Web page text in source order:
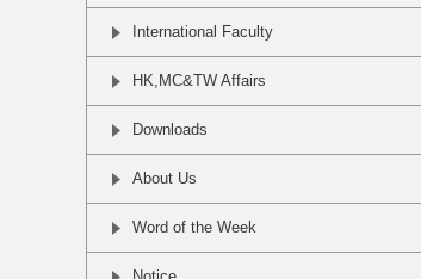
International Faculty
HK,MC&TW Affairs
Downloads
About Us
Word of the Week